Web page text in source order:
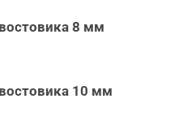
8 мм
10 мм